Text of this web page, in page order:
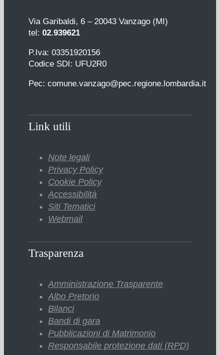
Via Garibaldi, 6 – 20043 Vanzago (MI)
tel: 02.939621
P.Iva: 03351920156
Codice SDI: UFU2R0
Pec: comune.vanzago@pec.regione.lombardia.it
Link utili
Note legali
Privacy Policy
Cookie Policy
Accessibilità
Siti Tematici
Webmail
Trasparenza
Amministrazione Trasparente
Albo Pretorio
Bilanci
Bandi di gara
Pubblicazioni di Matrimonio
Responsabile protezione dati (RPD)